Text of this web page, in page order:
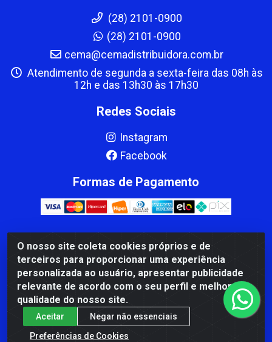
O nosso site coleta cookies próprios e de
terceiros para proporcionar uma experiência
personalizada ao usuário, apresentar publicidade
relevante de acordo com o seu perfil e melhorar a
qualidade do nosso site.
Aceitar
Negar não essenciais
Preferências de Cookies
(28) 2101-0900
(28) 2101-0900
cema@cemadistribuidora.com.br
Atendimento de segunda a sexta-feira das 08h às
12h e das 13h30 às 17h30
Redes Sociais
Instagram
Facebook
Formas de Pagamento
CBP MACEDO COMERCIO PEÇAS LTDA Matriz - av Mauro
Miranda Madureira, 1249 - Coramara , Cachoeiro de
Itapemirim/ES - CEP 29.311-310 - CNPJ 00.502.680/0001-41